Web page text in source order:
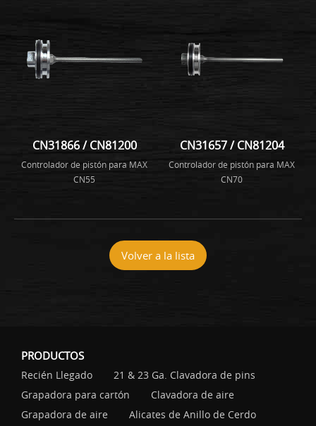
CN31866 / CN81200
Controlador de pistón para MAX
CN55
CN31657 / CN81204
Controlador de pistón para MAX
CN70
Volver a la lista
PRODUCTOS
Recién Llegado
21 & 23 Ga. Clavadora de pins
Grapadora para cartón
Clavadora de aire
Grapadora de aire
Alicates de Anillo de Cerdo